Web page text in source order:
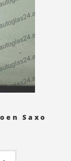
Saxo